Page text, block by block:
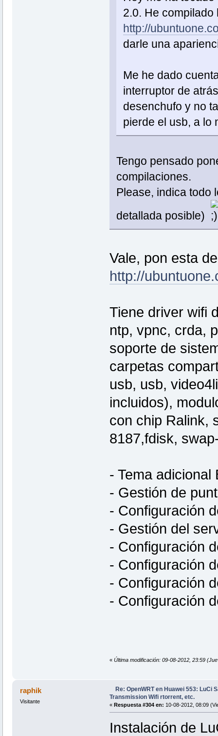
2.0. He
http://
darle una
Me he dado
interruptor de
desenchufo y no
pierde el usb, a lo
Tengo pensado
compilaciones.
Please, indica todo
detallada posible)
Vale, pon esta
http://
Tiene driver wifi
ntp, vpnc, crda,
soporte de
carpetas
usb, usb,
incluidos),
con chip Ralink,
8187,fdisk,
- Tema adicional
- Gestión de
- Configuración
- Gestión del
- Configuración
- Configuración
- Configuración
- Configuración
« Última modificación: 09-08-2012, 23:59
raphik
Visitante
Re: OpenWRT en Huawei 553: LuCi
Transmission Wifi rtorrent, etc.
« Respuesta #304 en: 10-08-2012, 08:09
Instalación de